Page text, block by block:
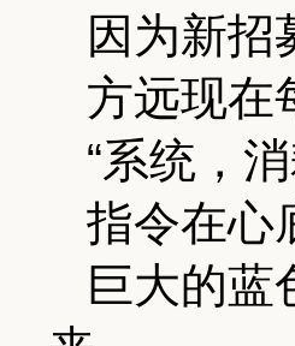
因为新招
方远现在
“系统，
指令在心
巨大的蓝